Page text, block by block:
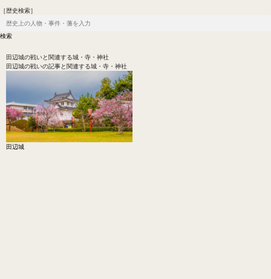
［歴史検索］
田辺城の戦いと関連する城・寺・神社
田辺城の戦いの記事と関連する城・寺・神社
田辺城